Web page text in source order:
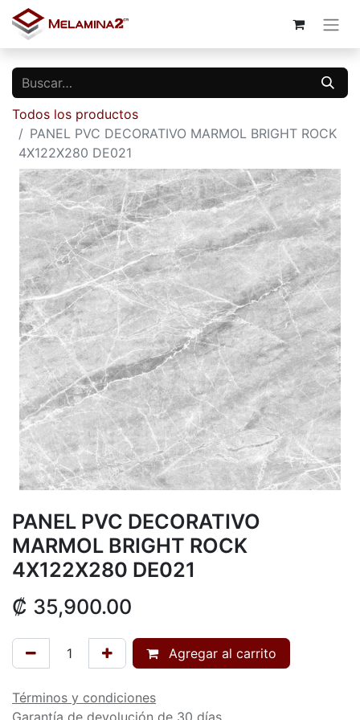
Todos los productos
PANEL PVC DECORATIVO MARMOL BRIGHT ROCK
4X122X280 DE021
PANEL PVC DECORATIVO
MARMOL BRIGHT ROCK
4X122X280 DE021
₡ 35,900.00
Agregar al carrito
Términos y condiciones
Garantía de devolución de 30 días